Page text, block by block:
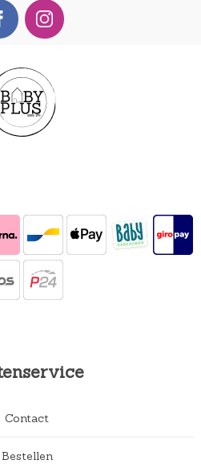
Contact
Bestellen